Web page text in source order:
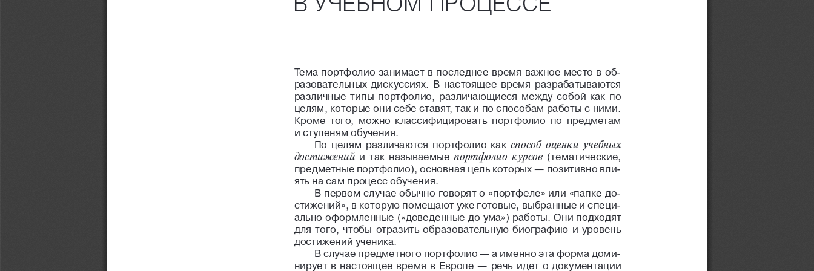
Тема  портфолио  занимает  в последнее  время  важное  место  в об
разовательных  дискуссиях.  В  настоящее  время  разрабатываются
различные  типы  портфолио,  различающиеся  между  собой  как  по
целям, которые они себе ставят, так и по способам работы с ними.
Кроме  того,  можно  классифицировать  портфолио  по  предметам
и ступеням обучения.
По  целям  различаются  портфолио  как способ  оценки  учебных
достижений и  так  называемые портфолио  курсов (тематические,
предметные портфолио), основная цель которых — позитивно вли
ять на сам процесс обучения.
В первом  случае  обычно  говорят  о «портфеле»  или  «папке  до
стижений», в которую помещают уже готовые, выбранные и специ
ально оформленные («доведенные до ума») работы. Они подходят
для  того,  чтобы  отразить  образовательную  биографию  и  уровень
достижений ученика.
В случае предметного портфолио — а именно эта форма доми
нирует  в настоящее  время  в Европе —  речь  идет  о документации
В УЧЕБНОМ ПРОЦЕССЕ